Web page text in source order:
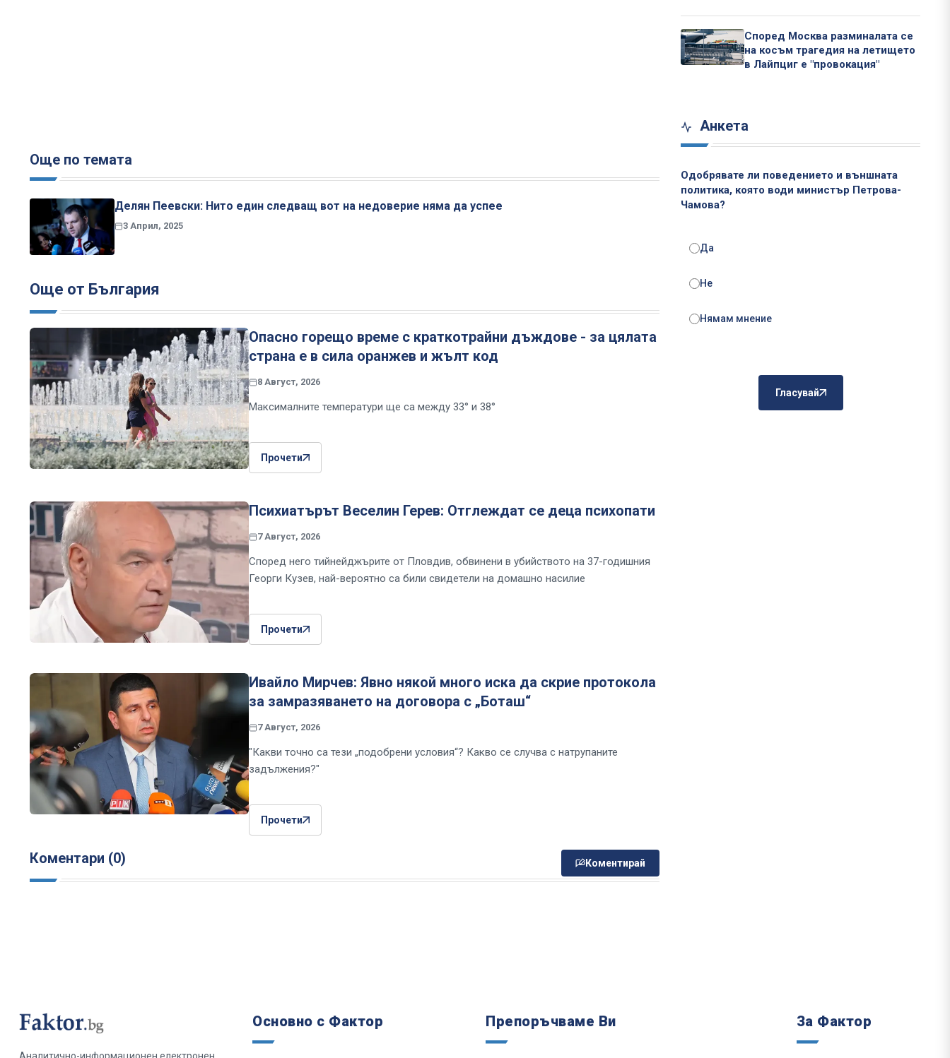
Още по темата
Делян Пеевски: Нито един следващ вот на недоверие няма да успее
3 Април, 2025
Още от България
Опасно горещо време с краткотрайни дъждове - за цялата
страна е в сила оранжев и жълт код
8 Август, 2026
Максималните температури ще са между 33° и 38°
Прочети
Психиатърът Веселин Герев: Отглеждат се деца психопати
7 Август, 2026
Според него тийнейджърите от Пловдив, обвинени в убийството на 37-годишния
Георги Кузев, най-вероятно са били свидетели на домашно насилие
Прочети
Ивайло Мирчев: Явно някой много иска да скрие протокола
за замразяването на договора с „Боташ“
7 Август, 2026
"Какви точно са тези „подобрени условия“? Какво се случва с натрупаните
задължения?"
Прочети
Коментари (0) Коментирай
Според Москва разминалата се
на косъм трагедия на летището
в Лайпциг е "провокация"
Анкета
Одобрявате ли поведението и външната
политика, която води министър Петрова-
Чамова?
Да
Не
Нямам мнение
Гласувай
Аналитично-информационен електронен
Основно с Фактор Препоръчваме Ви За Фактор